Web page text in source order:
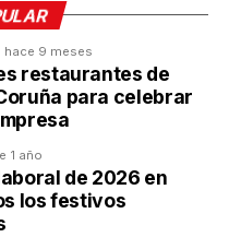
hace 9 meses
restaurantes de
para celebrar
1 año
de 2026 en
los festivos